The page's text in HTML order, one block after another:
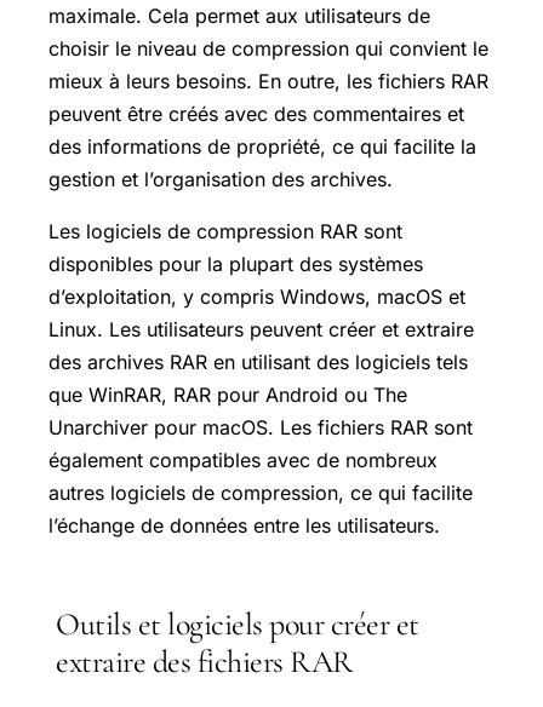
maximale. Cela permet aux utilisateurs de
choisir le niveau de compression qui convient le
mieux à leurs besoins. En outre, les fichiers RAR
peuvent être créés avec des commentaires et
des informations de propriété, ce qui facilite la
gestion et l’organisation des archives.
Les logiciels de compression RAR sont
disponibles pour la plupart des systèmes
d’exploitation, y compris Windows, macOS et
Linux. Les utilisateurs peuvent créer et extraire
des archives RAR en utilisant des logiciels tels
que WinRAR, RAR pour Android ou The
Unarchiver pour macOS. Les fichiers RAR sont
également compatibles avec de nombreux
autres logiciels de compression, ce qui facilite
l’échange de données entre les utilisateurs.
Outils et logiciels pour créer et
extraire des fichiers RAR